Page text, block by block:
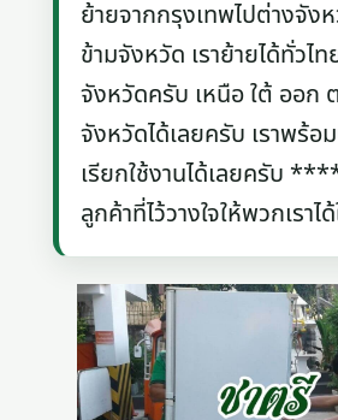
ย้ายจากกรุงเทพไปต่างจัง
ข้ามจังหวัด เราย้ายได้ทั่วไ
จังหวัดครับ เหนือ ใต้ ออก
จังหวัดได้เลยครับ เราพร้อ
เรียกใช้งานได้เลยครับ
ลูกค้าที่ไว้วางใจให้พวกเรา